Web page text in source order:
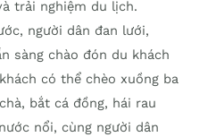
trải nghiệm du lịch.
người dân đan lưới,
sàng chào đón du khách
có thể chèo xuồng ba
bắt cá đồng, hái rau
nổi, cùng người dân